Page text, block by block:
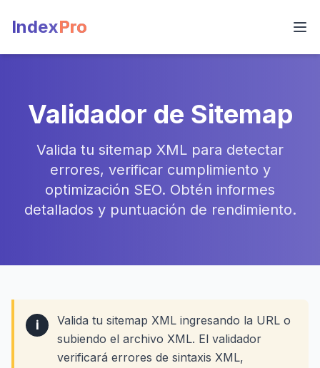
IndexPro
Validador de Sitemap
Valida tu sitemap XML para detectar
errores, verificar cumplimiento y
optimización SEO. Obtén informes
detallados y puntuación de rendimiento.
i
Valida tu sitemap XML ingresando la URL o
subiendo el archivo XML. El validador
verificará errores de sintaxis XML,